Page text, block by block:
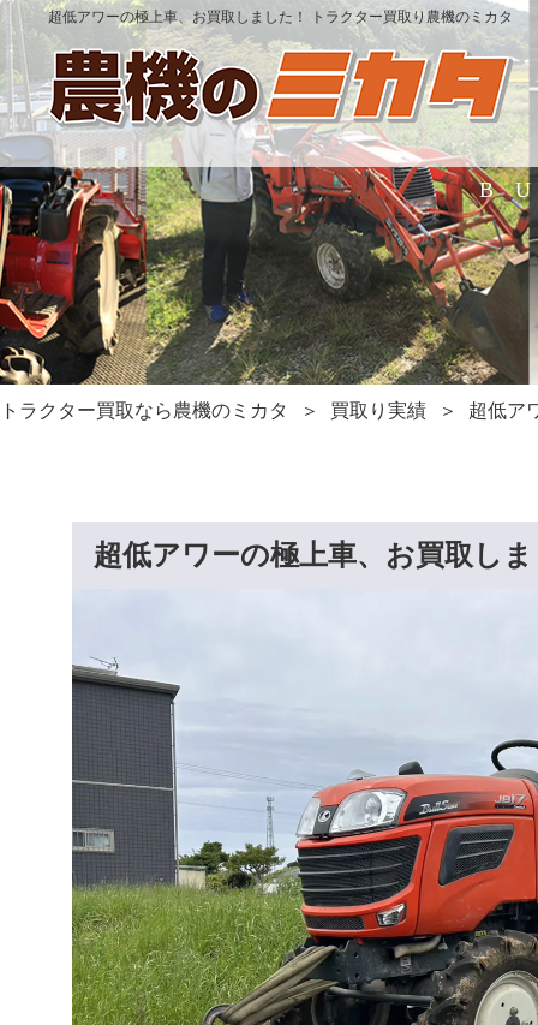
超低アワーの極上車、お買取しました！ トラクター買取り農機のミカタ
トラクター買取なら農機のミカタ 買取り実績 超低ア
超低アワーの極上車、お買取し